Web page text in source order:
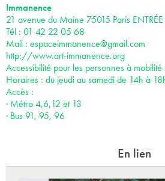
Immanence
21 avenue du Maine 75015 Paris ENTRÉE
Tél : 01 42 22 05 68
Mail : espaceimmanence@gmail.com
http://www.art-immanence.org
Accessibilité pour les personnes à mobilité
Horaires : du jeudi au samedi de 14h à
Accès :
· Métro 4,6,12 et 13
· Bus 91, 95, 96
En lien